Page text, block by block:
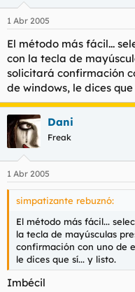
1 Abr 2005
El método más fácil...
con la tecla de
solicitará confirmación
de windows, le dices que
Dani
Freak
1 Abr 2005
simpatizante rebuznó:
El método más fácil...
la tecla de mayúsculas
confirmación con uno de
le dices que sí... y listo.
Imbécil